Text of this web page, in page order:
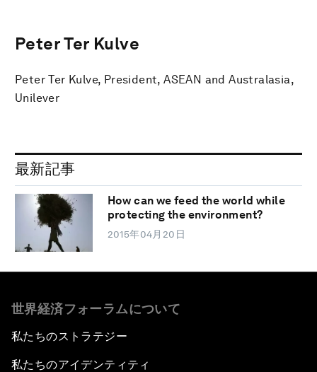
Peter Ter Kulve
Peter Ter Kulve, President, ASEAN and Australasia,
Unilever
最新記事
How can we feed the world while
protecting the environment?
2015年04月20日
世界経済フォーラムについて
私たちのストラテジー
私たちのアイデンティティ